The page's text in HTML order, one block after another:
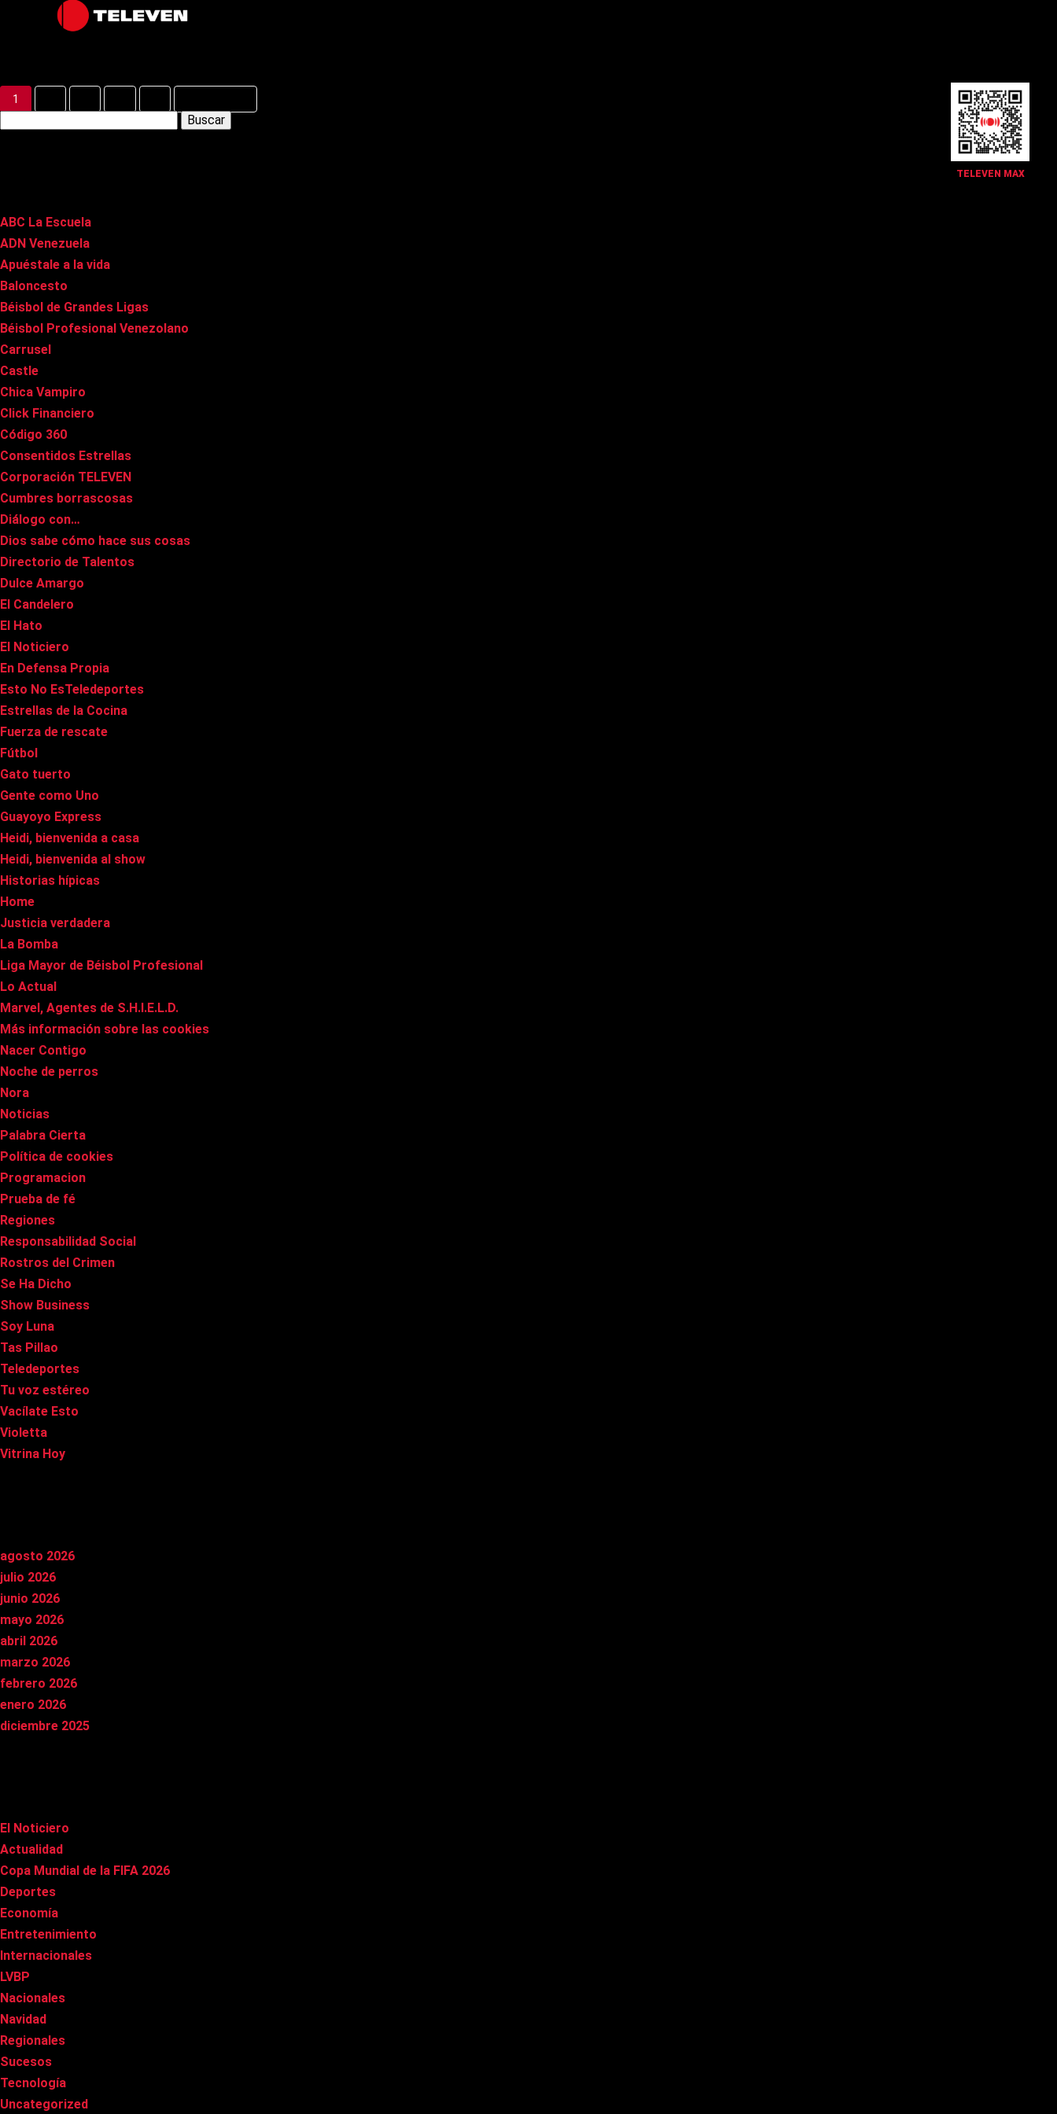
TELEVEN MAX
Latest Posts
1
ABC La Escuela
ADN Venezuela
Apuéstale a la vida
Baloncesto
Béisbol de Grandes Ligas
Béisbol Profesional Venezolano
Carrusel
Castle
Chica Vampiro
Click Financiero
Código 360
Consentidos Estrellas
Corporación TELEVEN
Cumbres borrascosas
Diálogo con…
Dios sabe cómo hace sus cosas
Directorio de Talentos
Dulce Amargo
El Candelero
El Hato
El Noticiero
En Defensa Propia
Esto No EsTeledeportes
Estrellas de la Cocina
Fuerza de rescate
Fútbol
Gato tuerto
Gente como Uno
Guayoyo Express
Heidi, bienvenida a casa
Heidi, bienvenida al show
Historias hípicas
Home
Justicia verdadera
La Bomba
Liga Mayor de Béisbol Profesional
Lo Actual
Marvel, Agentes de S.H.I.E.L.D.
Más información sobre las cookies
Nacer Contigo
Noche de perros
Nora
Noticias
Palabra Cierta
Política de cookies
Programacion
Prueba de fé
Regiones
Responsabilidad Social
Rostros del Crimen
Se Ha Dicho
Show Business
Soy Luna
Tas Pillao
Teledeportes
Tu voz estéreo
Vacílate Esto
Violetta
Vitrina Hoy
agosto 2026
julio 2026
junio 2026
mayo 2026
abril 2026
marzo 2026
febrero 2026
enero 2026
diciembre 2025
El Noticiero
Actualidad
Copa Mundial de la FIFA 2026
Deportes
Economía
Entretenimiento
Internacionales
LVBP
Nacionales
Navidad
Regionales
Sucesos
Tecnología
Uncategorized